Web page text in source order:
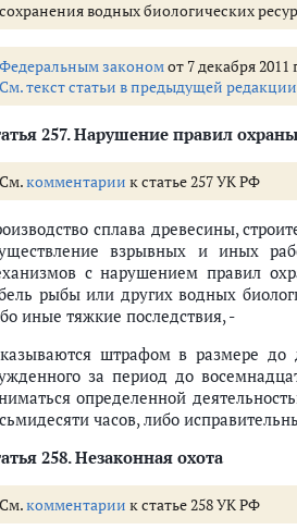
сохранения водных биологических
Федеральным закономот 7 декабря
См. текст статьи в предыдущей редакции
257.Нарушение правил охраны
См.комментарии к статье 257 УК РФ
сплава древесины,
взрывных и иных
с нарушением правил
рыбы или других водных
иные тяжкие последствия, -
штрафом в размере до
за период до
определенной
часов, либо
258.Незаконная охота
См.комментарии к статье 258 УК РФ